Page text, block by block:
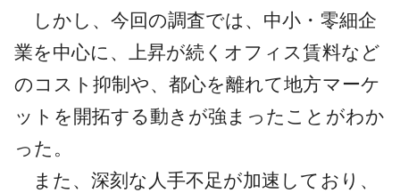
しかし、今回の調査では、中小・零細企
業を中心に、上昇が続くオフィス賃料など
のコスト抑制や、都心を離れて地方マーケ
ットを開拓する動きが強まったことがわか
った。
また、深刻な人手不足が加速しており、